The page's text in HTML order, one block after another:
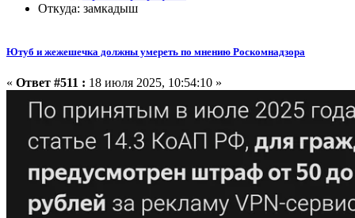
Откуда: замкадыш
Ютуб и жежешечка должны умереть по мнению Роскомнадзора
« Ответ #511 : 18 июля 2025, 10:54:10 »